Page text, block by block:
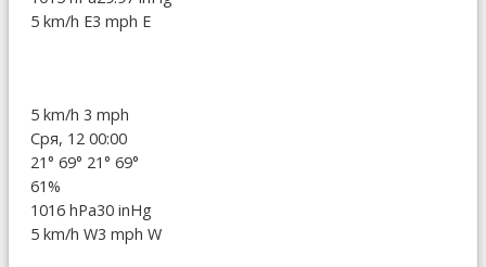
5 km/h E3 mph E
5 km/h 3 mph
Сря, 12 00:00
21° 69° 21° 69°
61%
1016 hPa30 inHg
5 km/h W3 mph W